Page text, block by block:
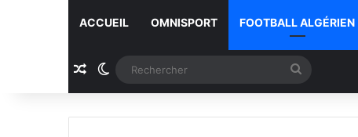
ACCUEIL OMNISPORT FOOTBALL ALGÉRIEN
Article Aléatoire
Switch skin